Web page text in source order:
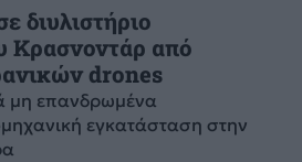
διυλιστήριο
Κρασνοντάρ από
drones
μη επανδρωμένα
εγκατάσταση στην